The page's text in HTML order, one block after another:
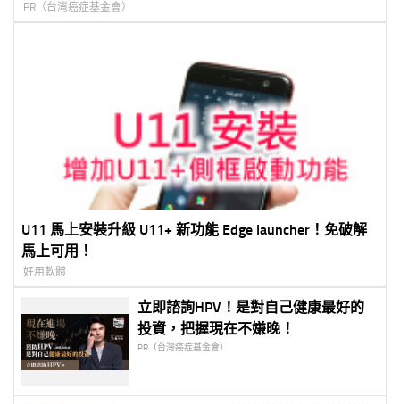
PR（台灣癌症基金會）
U11 馬上安裝升級 U11+ 新功能 Edge launcher！免破解
馬上可用！
好用軟體
立即諮詢HPV！是對自己健康最好的
投資，把握現在不嫌晚！
PR（台灣癌症基金會）